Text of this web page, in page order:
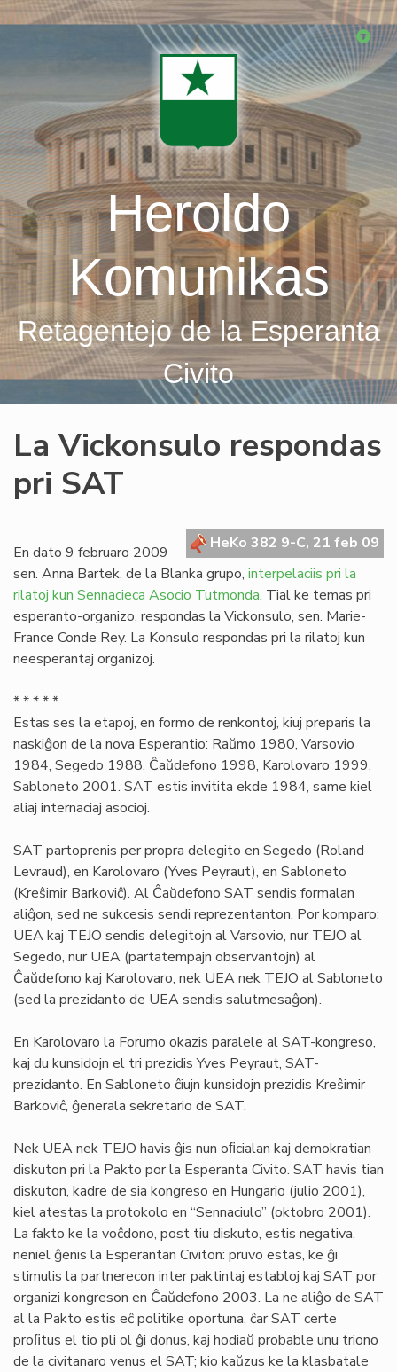
Skip
Heroldo
Komunikas
Retagentejo de la Esperanta
Civito
La Vickonsulo respondas
pri SAT
HeKo 382 9-C, 21 feb 09
En dato 9 februaro 2009
sen. Anna Bartek, de la Blanka grupo, interpelaciis pri la
rilatoj kun Sennacieca Asocio Tutmonda. Tial ke temas pri
esperanto-organizo, respondas la Vickonsulo, sen. Marie-
France Conde Rey. La Konsulo respondas pri la rilatoj kun
neesperantaj organizoj.
* * * * *
Estas ses la etapoj, en formo de renkontoj, kiuj preparis la
naskiĝon de la nova Esperantio: Raŭmo 1980, Varsovio
1984, Segedo 1988, Ĉaŭdefono 1998, Karolovaro 1999,
Sabloneto 2001. SAT estis invitita ekde 1984, same kiel
aliaj internaciaj asocioj.
SAT partoprenis per propra delegito en Segedo (Roland
Levraud), en Karolovaro (Yves Peyraut), en Sabloneto
(Kreŝimir Barkoviĉ). Al Ĉaŭdefono SAT sendis formalan
aliĝon, sed ne sukcesis sendi reprezentanton. Por komparo:
UEA kaj TEJO sendis delegitojn al Varsovio, nur TEJO al
Segedo, nur UEA (partatempajn observantojn) al
Ĉaŭdefono kaj Karolovaro, nek UEA nek TEJO al Sabloneto
(sed la prezidanto de UEA sendis salutmesaĝon).
En Karolovaro la Forumo okazis paralele al SAT-kongreso,
kaj du kunsidojn el tri prezidis Yves Peyraut, SAT-
prezidanto. En Sabloneto ĉiujn kunsidojn prezidis Kreŝimir
Barkoviĉ, ĝenerala sekretario de SAT.
Nek UEA nek TEJO havis ĝis nun oﬁcialan kaj demokratian
diskuton pri la Pakto por la Esperanta Civito. SAT havis tian
diskuton, kadre de sia kongreso en Hungario (julio 2001),
kiel atestas la protokolo en “Sennaciulo” (oktobro 2001).
La fakto ke la voĉdono, post tiu diskuto, estis negativa,
neniel ĝenis la Esperantan Civiton: pruvo estas, ke ĝi
stimulis la partnerecon inter paktintaj establoj kaj SAT por
organizi kongreson en Ĉaŭdefono 2003. La ne aliĝo de SAT
al la Pakto estis eĉ politike oportuna, ĉar SAT certe
proﬁtus el tio pli ol ĝi donus, kaj hodiaŭ probable unu triono
de la civitanaro venus el SAT; kio kaŭzus ke la klasbatale